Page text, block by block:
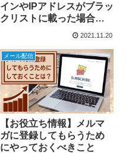
インやIPアドレスがブラッ
クリストに載った場合の
解除方法を教えます
2021.11.20
メール配信
【お役立ち情報】メルマ
ガに登録してもらうため
にやっておくべきこと